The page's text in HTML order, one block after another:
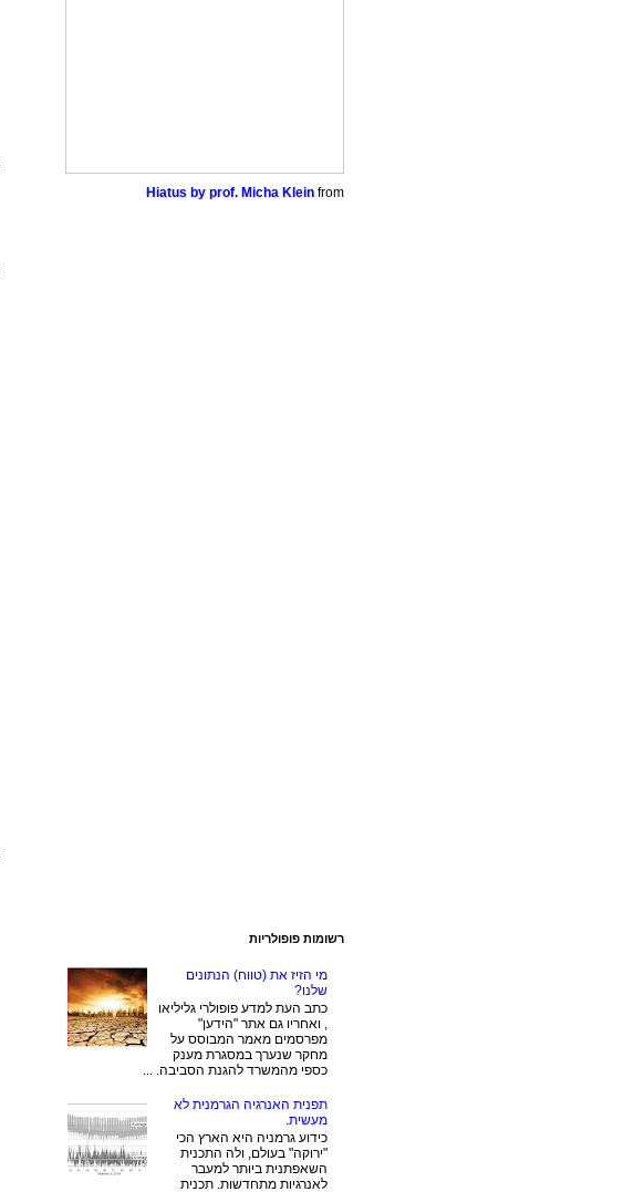
Hiatus by prof. Micha Klein from
רשומות פופולריות
מי הזיז את (טווח) הנתונים
שלנו?
כתב העת למדע פופולרי גליליאו
, ואחריו גם אתר "הידען"
מפרסמים מאמר המבוסס על
מחקר שנערך במסגרת מענק
כספי מהמשרד להגנת הסביבה. ...
תפנית האנרגיה הגרמנית לא
מעשית.
כידוע גרמניה היא הארץ הכי
"ירוקה" בעולם, ולה התכנית
השאפתנית ביותר למעבר
לאנרגיות מתחדשות. תכנית